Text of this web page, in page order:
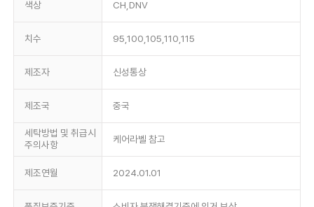
색상 CH,DNV
치수 95,100,105,110,115
제조자 신성통상
제조국 중국
세탁방법 및 취급시
주의사항
케어라벨 참고
제조연월 2024.01.01